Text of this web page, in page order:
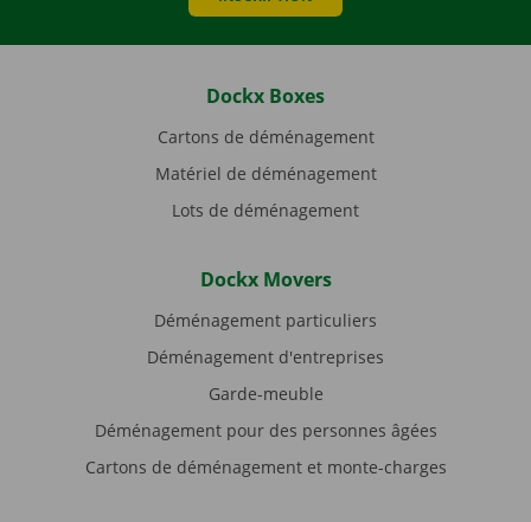
Dockx Boxes
Cartons de déménagement
Matériel de déménagement
Lots de déménagement
Dockx Movers
Déménagement particuliers
Déménagement d'entreprises
Garde-meuble
Déménagement pour des personnes âgées
Cartons de déménagement et monte-charges